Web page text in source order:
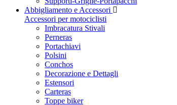
Abbigliamento e Accessori
Accessori per motociclisti
Imbracatura Stivali
Perneras
Portachiavi
Polsini
Conchos
Decorazione e Dettagli
Estensori
Carteras
Toppe biker